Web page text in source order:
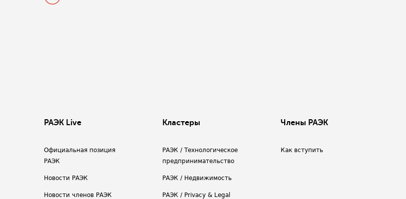
РАЭК Live
Официальная позиция
РАЭК
Новости РАЭК
Новости членов РАЭК
Кластеры
РАЭК / Технологическое
предпринимательство
РАЭК / Недвижимость
РАЭК / Privacy & Legal
Члены РАЭК
Как вступить